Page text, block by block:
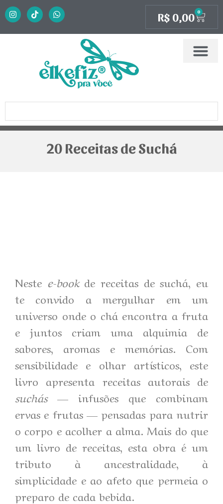
R$ 0,00 0
20 Receitas de Suchá
Neste e-bookde receitas de suchá, eu
te convido a mergulhar em um
universo onde o chá encontra a fruta
e juntos criam uma alquimia de
sabores, aromas e memórias. Com
sensibilidade e olhar artísticos, este
livro apresenta receitas autorais de
suchás— infusões que combinam
ervas e frutas — pensadas para nutrir
o corpo e acolher a alma. Mais do que
um livro de receitas, esta obra é um
tributo à ancestralidade, à
simplicidade e ao afeto que permeia o
preparo de cada bebida.